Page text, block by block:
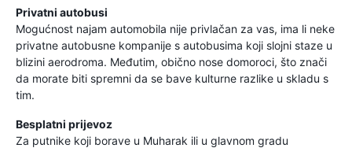
Privatni autobusi
Mogućnost najam automobila nije privlačan za vas, ima li neke
privatne autobusne kompanije s autobusima koji slojni staze u
blizini aerodroma. Međutim, obično nose domoroci, što znači
da morate biti spremni da se bave kulturne razlike u skladu s
tim.
Besplatni prijevoz
Za putnike koji borave u Muharak ili u glavnom gradu